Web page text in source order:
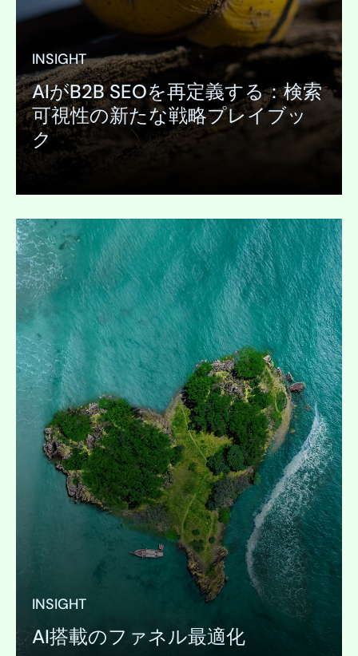
INSIGHT
AIがB2B SEOを再定義する：検索
可視性の新たな戦略プレイブッ
ク
展開
INSIGHT
AI搭載のファネル最適化